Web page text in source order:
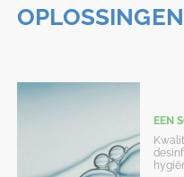
OPLOSSINGEN
EEN